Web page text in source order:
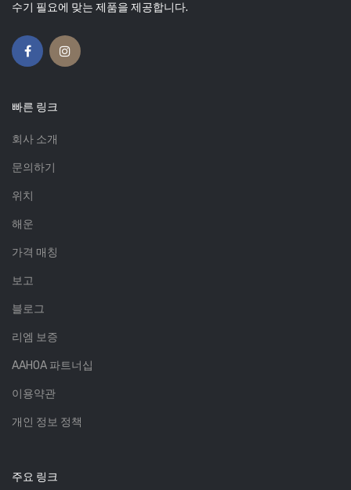
수기 필요에 맞는 제품을 제공합니다.
빠른 링크
회사 소개
문의하기
위치
해운
가격 매칭
보고
블로그
리엠 보증
AAHOA 파트너십
이용약관
개인 정보 정책
주요 링크